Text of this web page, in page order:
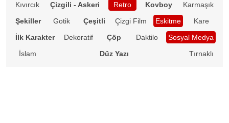
Kıvırcık
Çizgili - Askeri Retro Kovboy
Karmaşık
Şekiller
Gotik Çeşitli Çizgi Film Eskitme
Kare
İlk Karakter
Dekoratif Çöp Daktilo
Sosyal Medya
İslam
Düz Yazı Tırnaklı